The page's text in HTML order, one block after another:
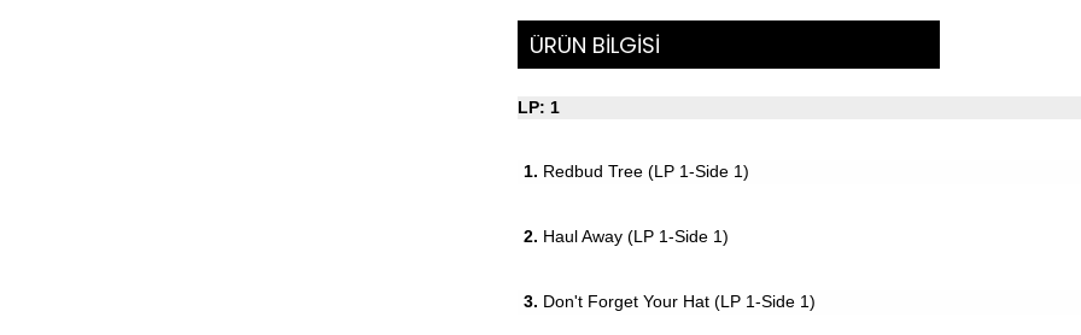
ÜRÜN BİLGİSİ
LP: 1
1. Redbud Tree (LP 1-Side 1)
2. Haul Away (LP 1-Side 1)
3. Don't Forget Your Hat (LP 1-Side 1)